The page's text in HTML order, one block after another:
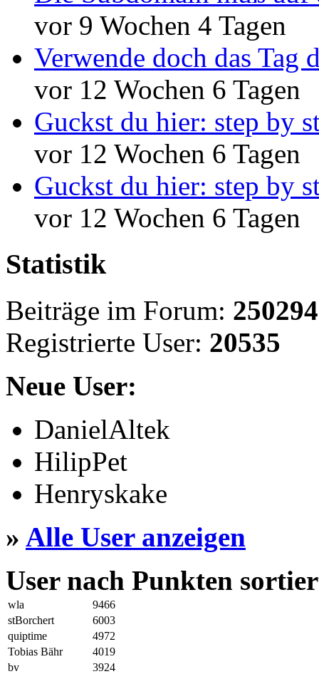
vor 9 Wochen 4 Tagen
Verwende doch das Tag
vor 12 Wochen 6 Tagen
Guckst du hier: step by
vor 12 Wochen 6 Tagen
Guckst du hier: step by
vor 12 Wochen 6 Tagen
Statistik
Beiträge im Forum: 250294
Registrierte User: 20535
Neue User:
DanielAltek
HilipPet
Henryskake
» Alle User anzeigen
User nach Punkten
wla
9466
stBorchert
6003
quiptime
4972
Tobias Bähr
4019
bv
3924